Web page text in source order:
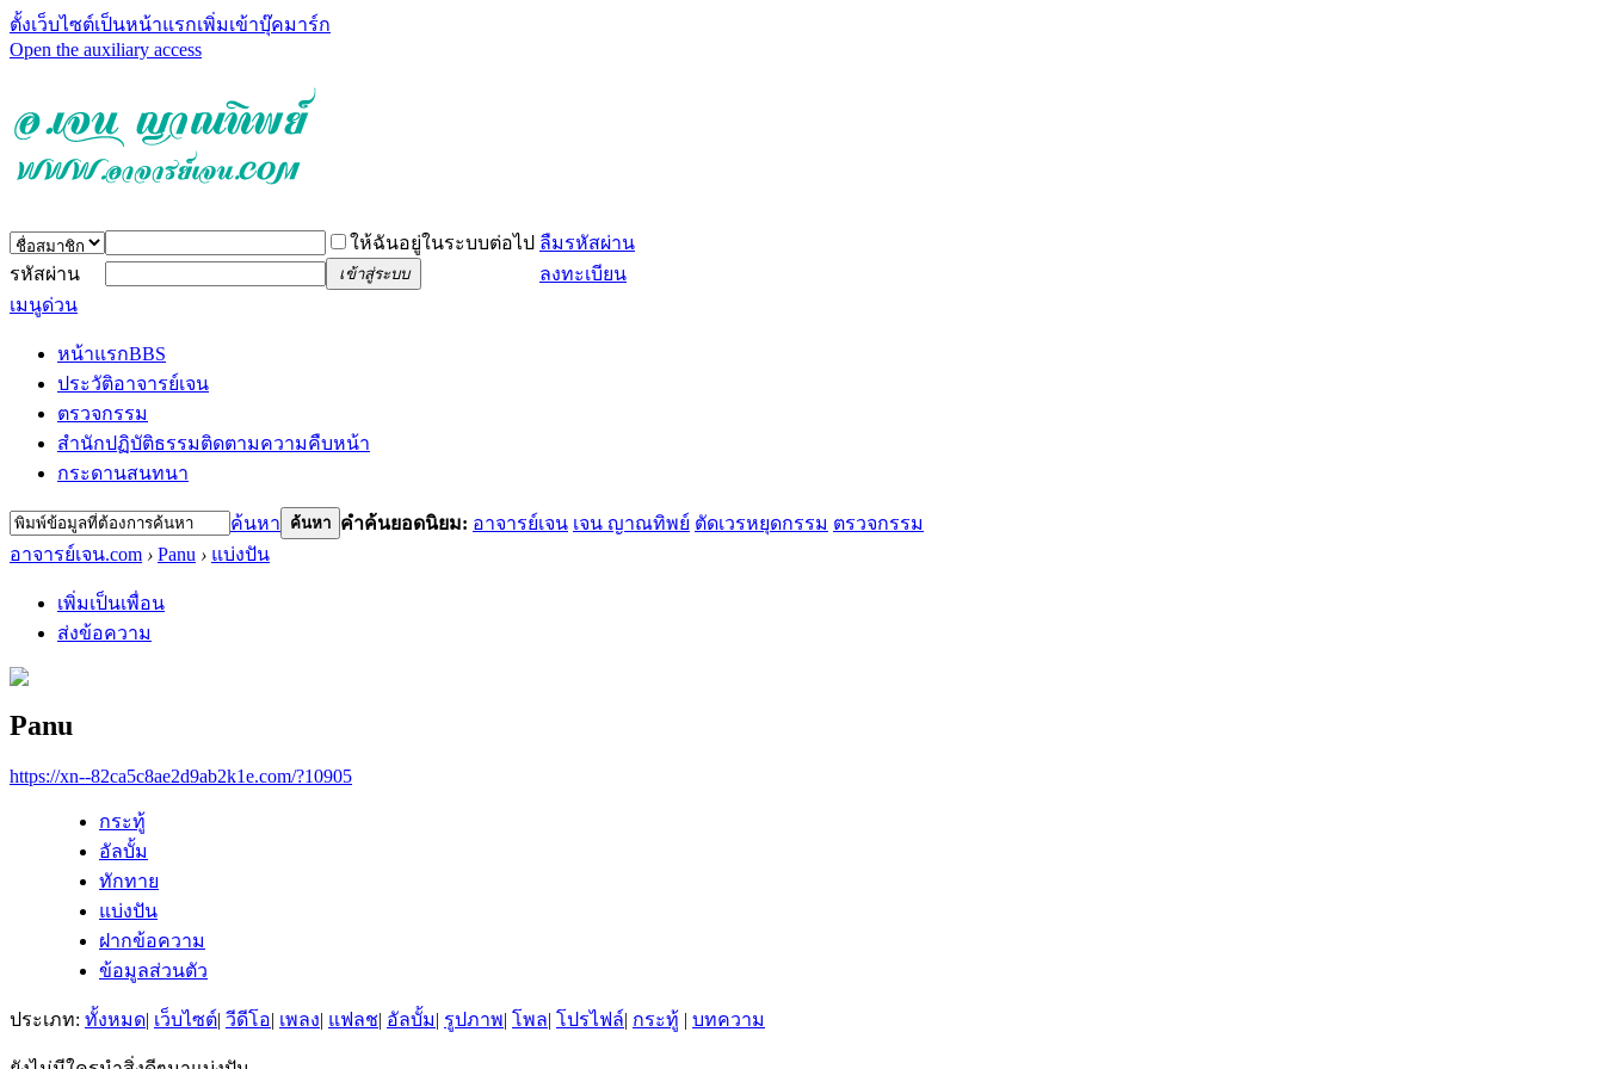
ตั้งเว็บไซต์เป็นหน้าแรกเพิ่มเข้าบุ๊คมาร์ก
Open the auxiliary access
ให้ฉันอยู่ในระบบต่อไป ลืมรหัสผ่าน
รหัสผ่าน
เข้าสู่ระบบ
ลงทะเบียน
เมนูด่วน
หน้าแรกBBS
ประวัติอาจารย์เจน
ตรวจกรรม
สำนักปฏิบัติธรรมติดตามความคืบหน้า
กระดานสนทนา
ค้นหา ค้นหา คำค้นยอดนิยม: อาจารย์เจน เจน ญาณทิพย์ ตัดเวรหยุดกรรม ตรวจกรรม
อาจารย์เจน.com › Panu › แบ่งปัน
เพิ่มเป็นเพื่อน
ส่งข้อความ
Panu
https://xn--82ca5c8ae2d9ab2k1e.com/?10905
กระทู้
อัลบั้ม
ทักทาย
แบ่งปัน
ฝากข้อความ
ข้อมูลส่วนตัว
ประเภท: ทั้งหมด| เว็บไซต์| วีดีโอ| เพลง| แฟลช| อัลบั้ม| รูปภาพ| โพล| โปรไฟล์| กระทู้ | บทความ